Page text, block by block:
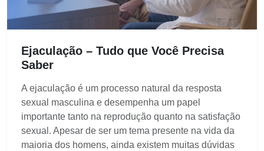
Ejaculação – Tudo que Você Precisa
Saber
A ejaculação é um processo natural da resposta
sexual masculina e desempenha um papel
importante tanto na reprodução quanto na satisfação
sexual. Apesar de ser um tema presente na vida da
maioria dos homens, ainda existem muitas dúvidas